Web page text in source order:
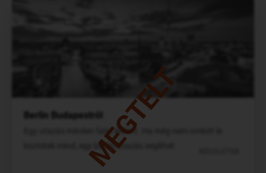
MEGTELT
Berlin Budapestről
Egy utazás minden falat ledönt. Ha még nem omlott le
köztetek mind, egy berlini utazás segíthet.